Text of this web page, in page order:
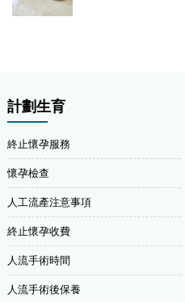
計劃生育
終止懷孕服務
懷孕檢查
人工流產注意事項
終止懷孕收費
人流手術時間
人流手術後保養